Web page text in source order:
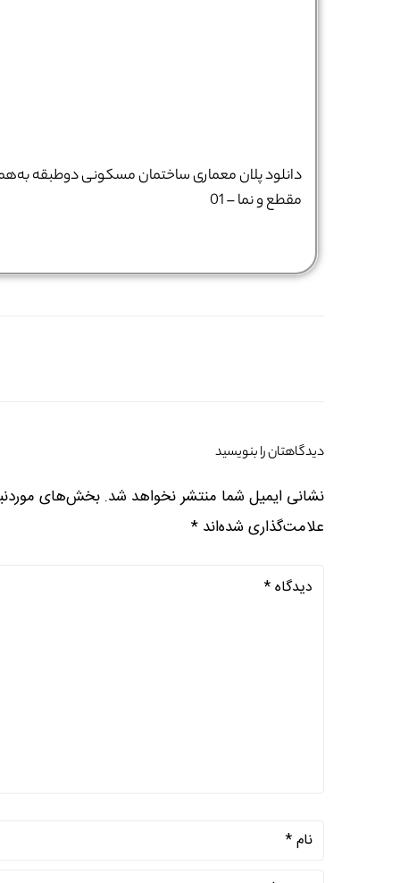
دانلود پلان معماری ساختمان مسکونی دوطبقه
مقطع و نما – 01
دیدگاهتان را بنویسید
نشانی ایمیل شما منتشر نخواهد شد. بخش‌های
علامت‌گذاری شده‌اند *